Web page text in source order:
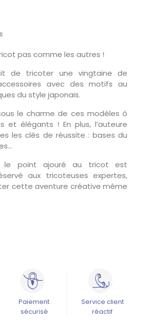
pas comme les autres !
de tricoter une vingtaine de
avec des motifs au
du style japonais.
le charme de ces modèles ô
et élégants ! En plus, l’auteure
les clés de réussite : bases du
le point ajouré au tricot est
aux tricoteuses expertes,
cette aventure créative même
Paiement
sécurisé
Service client
réactif